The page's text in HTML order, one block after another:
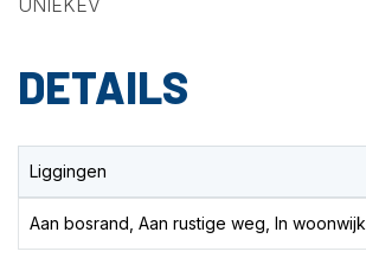
DETAILS
Liggingen
Aan bosrand, Aan rustige weg, In woonwijk